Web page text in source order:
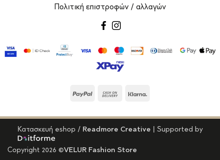
Πολιτική επιστροφών / αλλαγών
facebook
instagram
PayPal
Cash
Delivery
Κατασκευή eshop / Readmore Creative | Supported by
Copyright 2026 ©VELUR Fashion Store